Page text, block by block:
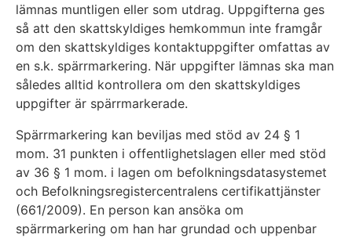
lämnas muntligen eller som utdrag. Uppgifterna ges
så att den skattskyldiges hemkommun inte framgår
om den skattskyldiges kontaktuppgifter omfattas av
en s.k. spärrmarkering. När uppgifter lämnas ska man
således alltid kontrollera om den skattskyldiges
uppgifter är spärrmarkerade.
Spärrmarkering kan beviljas med stöd av 24 § 1
mom. 31 punkten i offentlighetslagen eller med stöd
av 36 § 1 mom. i lagen om befolkningsdatasystemet
och Befolkningsregistercentralens certifikattjänster
(661/2009). En person kan ansöka om
spärrmarkering om han har grundad och uppenbar